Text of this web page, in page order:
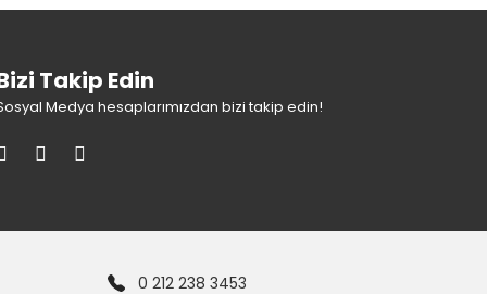
Takip Edin
Medya hesaplarımızdan bizi takip edin!
0 212 238 3453